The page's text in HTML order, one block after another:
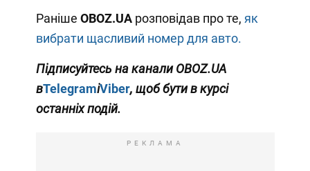
Раніше OBOZ.UA розповідав про те, як
вибрати щасливий номер для авто.
Підписуйтесь на каналиOBOZ.UA
вTelegramіViber, щоб бути в курсі
останніх подій.
РЕКЛАМА